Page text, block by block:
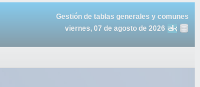
Gestión de tablas generales y comunes
viernes, 07 de agosto de 2026